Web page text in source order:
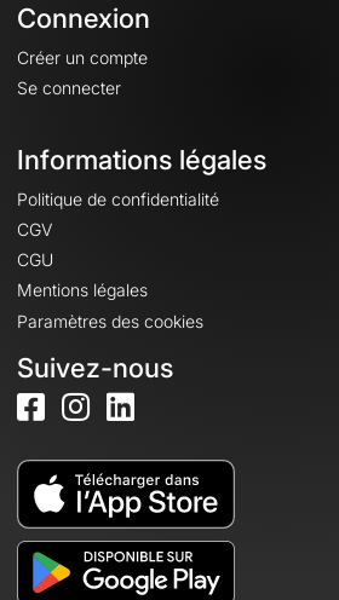
Connexion
Créer un compte
Se connecter
Informations légales
Politique de confidentialité
CGV
CGU
Mentions légales
Paramètres des cookies
Suivez-nous